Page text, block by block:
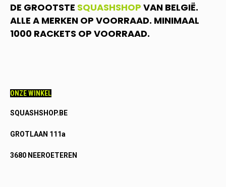
DE GROOTSTE SQUASHSHOP VAN BELGIË.
ALLE A MERKEN OP VOORRAAD. MINIMAAL
1000 RACKETS OP VOORRAAD.
ONZE WINKEL
SQUASHSHOP.BE
GROTLAAN 111a
3680 NEEROETEREN